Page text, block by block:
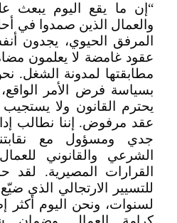
“إن ما يقع اليوم يبعث
والعمال الذين صمدوا في
المرفق الحيوي، يجدون
عقود غامضة لا يعلمون
مطابقتها لمدونة الشغل.
بسياسة فرض الأمر
يحترم القانون ولا
عقد مرفوض. إننا نطالب
جدي ومسؤول مع
الشرعي والقانوني
القرارات المصيرية.
للتسيير الارتجالي الذي
لسنوات، ونحن اليوم أكثر